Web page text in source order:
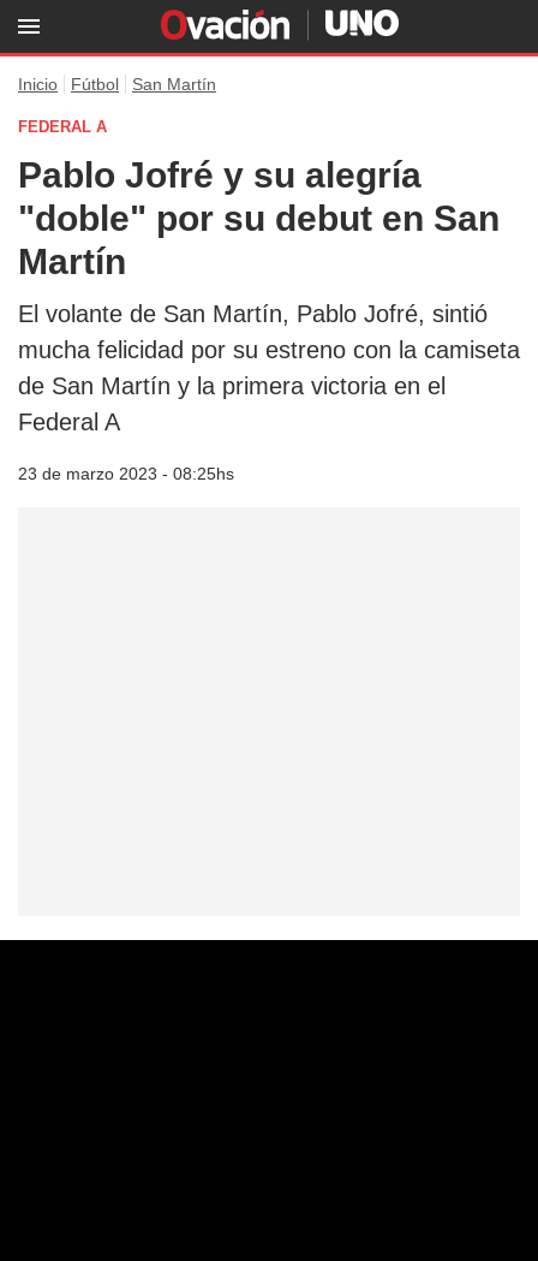
Inicio Fútbol San Martín
FEDERAL A
Pablo Jofré y su alegría
"doble" por su debut en San
Martín
El volante de San Martín, Pablo Jofré, sintió
mucha felicidad por su estreno con la camiseta
de San Martín y la primera victoria en el
Federal A
23 de marzo 2023 - 08:25hs